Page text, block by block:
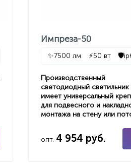
Импреза-50
✨7500 лм ⚡50 вт 🛡️
Производственный
светодиодный светильник
имеет универсальный
для подвесного и
монтажа на стену или
опт. 4 954 руб.